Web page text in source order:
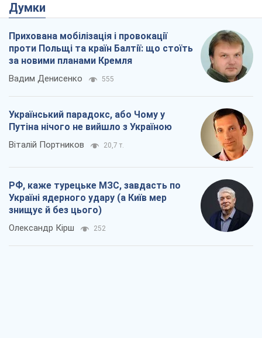
Думки
Прихована мобілізація і провокації
проти Польщі та країн Балтії: що стоїть
за новими планами Кремля
Вадим Денисенко 555
Український парадокс, або Чому у
Путіна нічого не вийшло з Україною
Віталій Портников 20,7 т.
РФ, каже турецьке МЗС, завдасть по
Україні ядерного удару (а Київ мер
знищує й без цього)
Олександр Кірш 252